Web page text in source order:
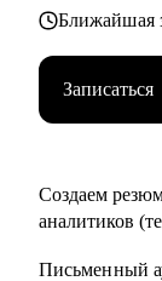
Ближайшая
Записаться
Создаем
аналитиков
Письменный